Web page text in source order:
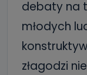
debaty na
młodych
złagodzi